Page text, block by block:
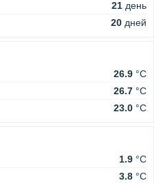
21 день
20 дней
26.9 °C
26.7 °C
23.0 °C
1.9 °C
3.8 °C